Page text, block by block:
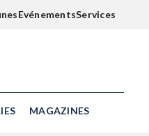
EvénementsServices
MAGAZINES